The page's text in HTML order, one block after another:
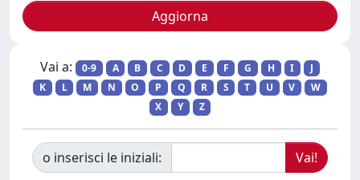
Vai a: 0-9 A B C D E F G H I
J
K
L M N O P Q R S T U V
W
X
Y Z
o inserisci le iniziali: